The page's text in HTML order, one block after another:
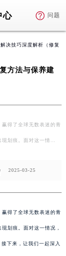
心 问题
决技巧深度解析（修复
方法与保养建
得了全球无数表迷的青
划痕。面对这一情…
2025-03-25
得了全球无数表迷的青
划痕。面对这一情况，
下来，让我们一起深入